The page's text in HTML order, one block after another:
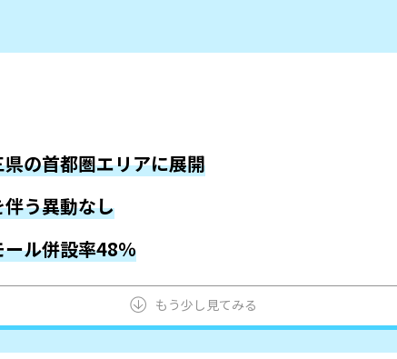
の首都圏エリアに展開
う異動なし
ール併設率48％
もう少し見てみる